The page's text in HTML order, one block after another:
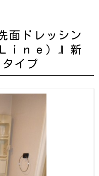
面ドレッシン
ｉｎｅ）』新
イプ